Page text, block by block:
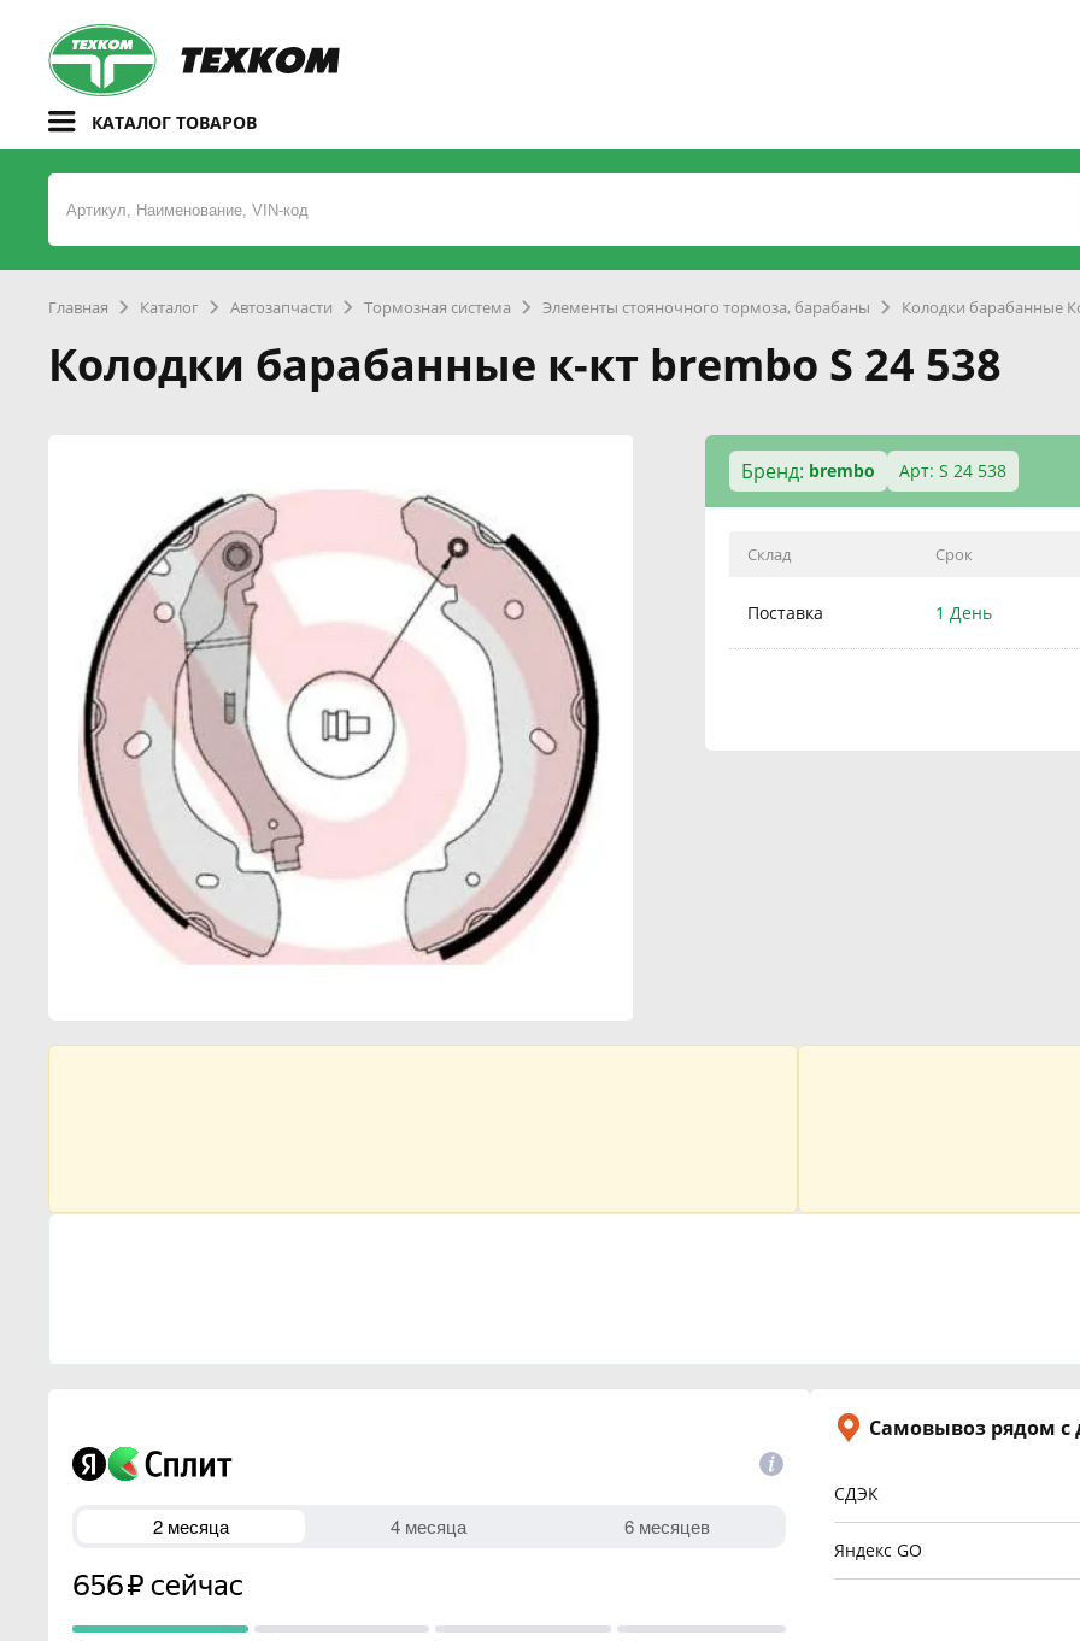
КАТАЛОГ ТОВАРОВ
Главная Каталог Автозапчасти Тормозная система Элементы стояночного тормоза, барабаны Колодки барабанные
Колодки барабанные к-кт brembo S 24 538
Бренд: brembo Арт: S 24 538
Склад Срок
Поставка 1 День
Самовывоз рядом
СДЭК
Яндекс GO